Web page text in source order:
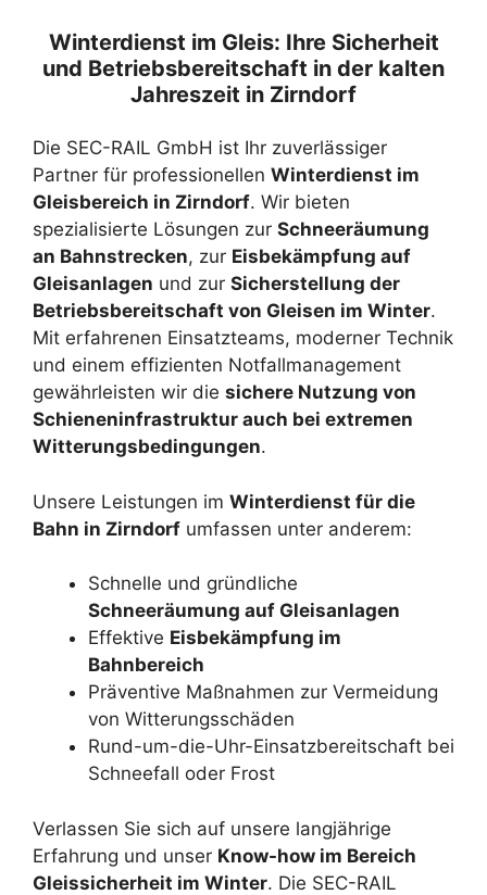
Winterdienst im Gleis: Ihre Sicherheit
und Betriebsbereitschaft in der kalten
Jahreszeit in Zirndorf
Die SEC-RAIL GmbH ist Ihr zuverlässiger
Partner für professionellen Winterdienst im
Gleisbereich in Zirndorf. Wir bieten
spezialisierte Lösungen zur Schneeräumung
an Bahnstrecken, zur Eisbekämpfung auf
Gleisanlagen und zur Sicherstellung der
Betriebsbereitschaft von Gleisen im Winter.
Mit erfahrenen Einsatzteams, moderner Technik
und einem effizienten Notfallmanagement
gewährleisten wir die sichere Nutzung von
Schieneninfrastruktur auch bei extremen
Witterungsbedingungen.
Unsere Leistungen im Winterdienst für die
Bahn in Zirndorf umfassen unter anderem:
Schnelle und gründliche
Schneeräumung auf Gleisanlagen
Effektive Eisbekämpfung im
Bahnbereich
Präventive Maßnahmen zur Vermeidung
von Witterungsschäden
Rund-um-die-Uhr-Einsatzbereitschaft bei
Schneefall oder Frost
Verlassen Sie sich auf unsere langjährige
Erfahrung und unser Know-how im Bereich
Gleissicherheit im Winter. Die SEC-RAIL